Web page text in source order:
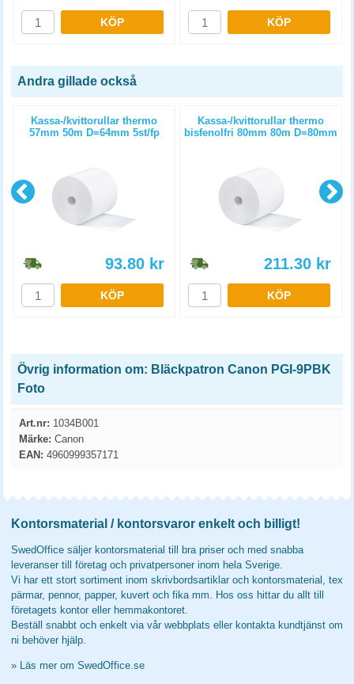
KÖP KÖP
Andra gillade också
Kassa-/kvittorullar thermo
57mm 50m D=64mm 5st/fp
93.80 kr
KÖP
Kassa-/kvittorullar thermo
bisfenolfri 80mm 80m D=80mm
211.30 kr
KÖP
Övrig information om: Bläckpatron Canon PGI-9PBK
Foto
Art.nr: 1034B001
Märke: Canon
EAN: 4960999357171
Kontorsmaterial / kontorsvaror enkelt och billigt!
SwedOffice säljer kontorsmaterial till bra priser och med snabba
leveranser till företag och privatpersoner inom hela Sverige.
Vi har ett stort sortiment inom skrivbordsartiklar och kontorsmaterial, tex
pärmar, pennor, papper, kuvert och fika mm. Hos oss hittar du allt till
företagets kontor eller hemmakontoret.
Beställ snabbt och enkelt via vår webbplats eller kontakta kundtjänst om
ni behöver hjälp.
» Läs mer om SwedOffice.se